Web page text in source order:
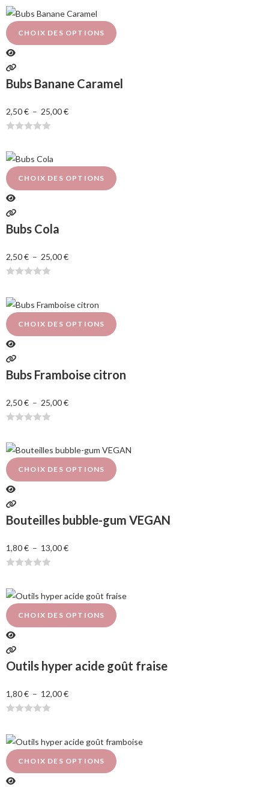
o
e
s
u
r
CHOIX DES OPTIONS
Bubs Banane Caramel
2,50€ – 25,00€
o
e
s
u
r
CHOIX DES OPTIONS
Bubs Cola
2,50€ – 25,00€
o
e
s
u
r
CHOIX DES OPTIONS
Bubs Framboise citron
2,50€ – 25,00€
o
e
s
u
r
CHOIX DES OPTIONS
Bouteilles bubble-gum VEGAN
1,80€ – 13,00€
o
e
s
u
r
CHOIX DES OPTIONS
Outils hyper acide goût fraise
1,80€ – 12,00€
o
e
CHOIX DES OPTIONS